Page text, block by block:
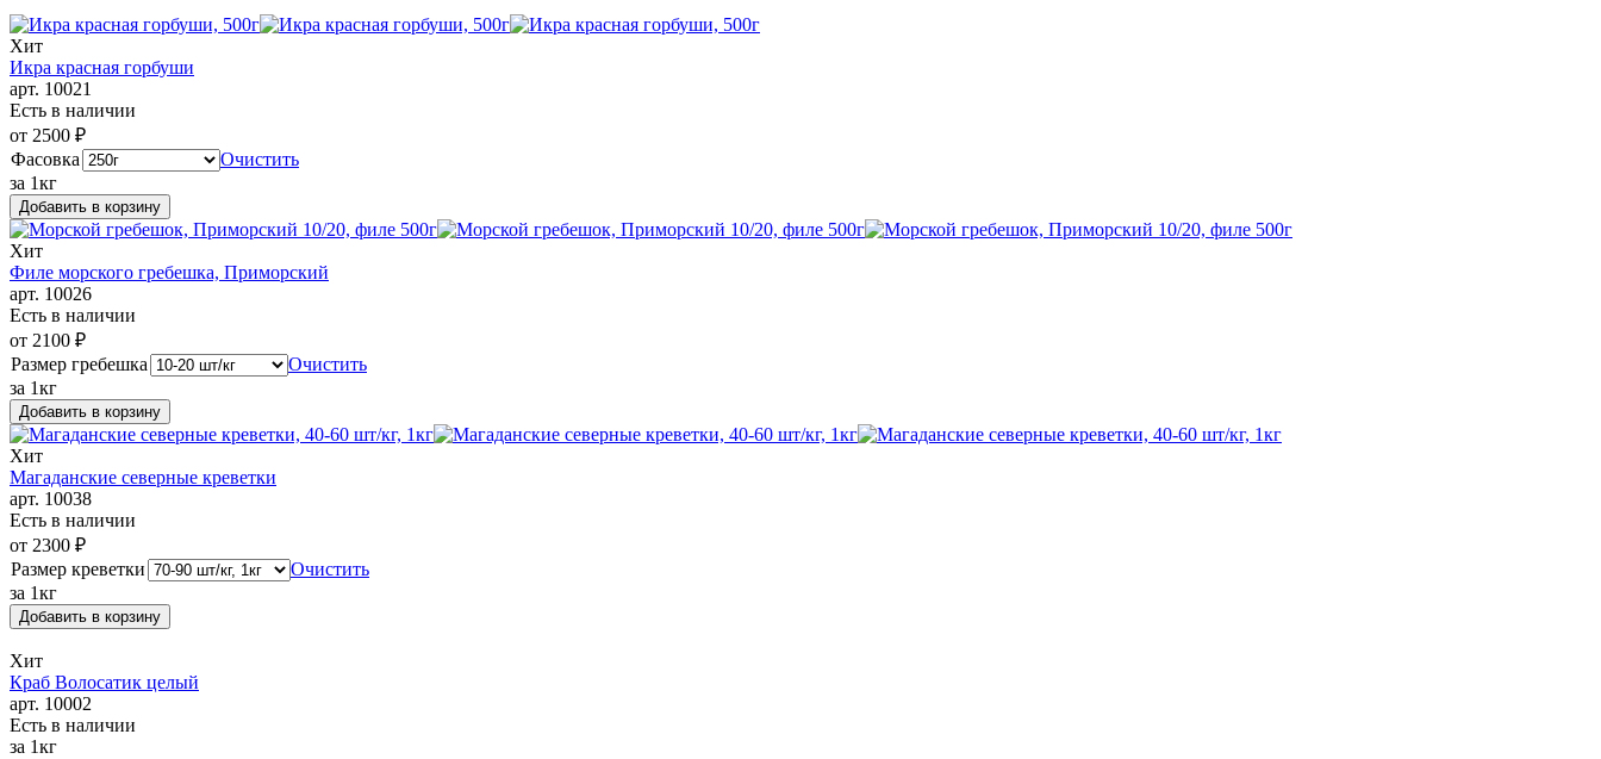
Хит
Икра красная горбуши
арт. 10021
Есть в наличии
от 2500 ₽
Фасовка
Очистить
за 1кг
Добавить в корзину
Хит
Филе морского гребешка, Приморский
арт. 10026
Есть в наличии
от 2100 ₽
Размер гребешка
Очистить
за 1кг
Добавить в корзину
Хит
Магаданские северные креветки
арт. 10038
Есть в наличии
от 2300 ₽
Размер креветки
Очистить
за 1кг
Добавить в корзину
Хит
Краб Волосатик целый
арт. 10002
Есть в наличии
за 1кг